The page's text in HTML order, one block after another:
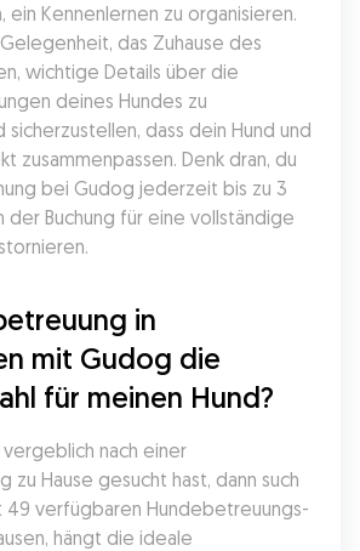
ein Kennenlernen zu organisieren.
das Zuhause des
wichtige Details über die
deines Hundes zu
dass dein Hund und
zusammenpassen. Denk dran, du
bei Gudog jederzeit bis zu 3
der Buchung für eine vollständige
in
mit Gudog die
für meinen Hund?
nach einer
zu Hause gesucht hast, dann such
49 verfügbaren Hundebetreuungs-
hängt die ideale